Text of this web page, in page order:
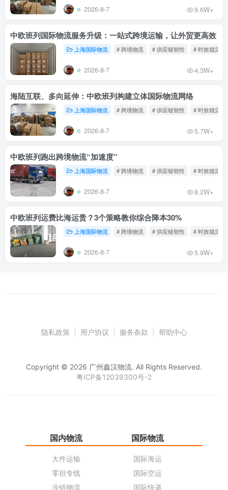
2026-8-7 9.6W+
中欧班列国际物流服务升级：一站式跨境运输，让外贸更高效
上海国际物流 # 跨境物流 # 供应链韧性 # 时效稳定
2026-8-7 4.3W+
海陆互联、多向延伸：中欧班列构建立体国际物流网络
上海国际物流 # 跨境物流 # 供应链韧性 # 时效稳定
2026-8-7 5.7W+
中欧班列跑出跨境物流“加速度”
上海国际物流 # 跨境物流 # 供应链韧性 # 时效稳定
2026-8-7 8.2W+
中欧班列运费比海运贵？3个策略教你综合降本30%
上海国际物流 # 跨境物流 # 供应链韧性 # 时效稳定
2026-8-7 5.9W+
隐私政策 用户协议 服务条款 帮助中心
Copyright © 2026 广州鑫汉物流. All Rights Reserved.
粤ICP备12039300号-2
国内物流
大件运输
零担专线
冷链物流
国际物流
国际海运
国际空运
国际快递